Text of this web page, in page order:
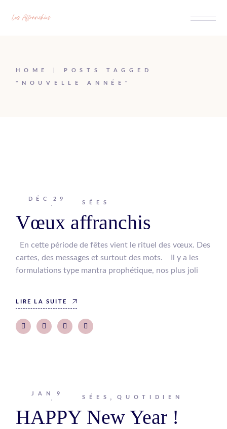
contenu
HOME POSTS TAGGED
"NOUVELLE ANNÉE"
DÉC 29
Johanna PENSÉES
Vœux affranchis
En cette période de fêtes vient le rituel des vœux. Des
cartes, des messages et surtout des mots. Il y a les
formulations type mantra prophétique, nos plus joli
LIRE LA SUITE
JAN 9
Johanna PENSÉES QUOTIDIEN
HAPPY New Year !